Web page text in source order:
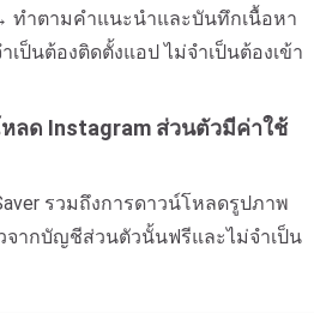
ทำตามคำแนะนำและบันทึกเนื้อหา
ป็นต้องติดตั้งแอป ไม่จำเป็นต้องเข้า
ลด Instagram ส่วนตัวมีค่าใช้
รวมถึงการดาวน์โหลดรูปภาพ
จากบัญชีส่วนตัวนั้นฟรีและไม่จำเป็น